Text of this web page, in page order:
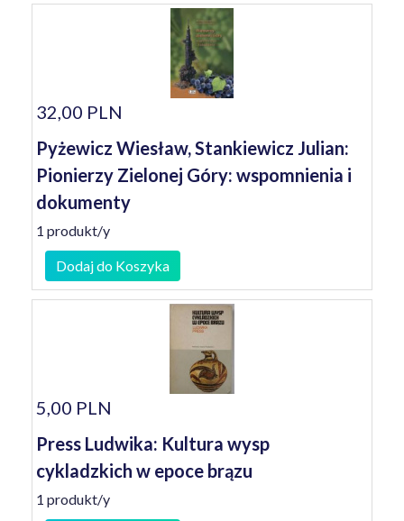
32,00 PLN
Pyżewicz Wiesław, Stankiewicz Julian:
Pionierzy Zielonej Góry: wspomnienia i
dokumenty
1 produkt/y
Dodaj do Koszyka
5,00 PLN
Press Ludwika: Kultura wysp
cykladzkich w epoce brązu
1 produkt/y